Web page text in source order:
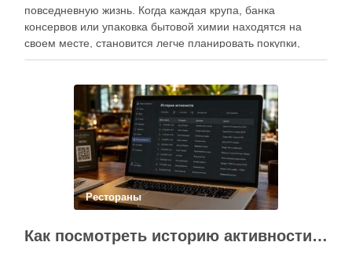
повседневную жизнь. Когда каждая крупа, банка
консервов или упаковка бытовой химии находятся на
своем месте, становится легче планировать покупки,
готовить блюда и избегать лишних расходов.
перестал быть исключительно способом подготовки к …
Рестораны
Как посмотреть историю активности приложения для ресторана и зачем это нужно бизнесу